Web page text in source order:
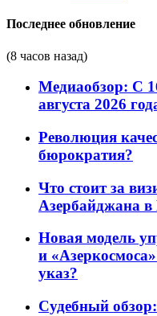
Последнее обновление
(8 часов назад)
Медиаобзор: С
августа 2026
Революция
бюрократия?
Что стоит за
Азербайджана в
Новая модель
и
указ?
Судебный обзор: